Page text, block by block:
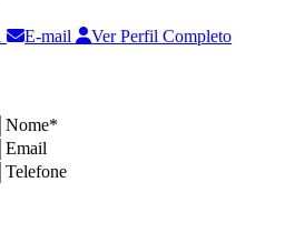
E-mail Ver Perfil Completo
Nome*
Email
Telefone